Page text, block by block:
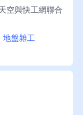
空與快工網聯合
地盤雜工